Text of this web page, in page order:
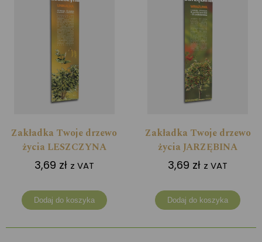
Zakładka Twoje drzewo
życia LESZCZYNA
3,69 zł z VAT
Dodaj do koszyka
Zakładka Twoje drzewo
życia JARZĘBINA
3,69 zł z VAT
Dodaj do koszyka